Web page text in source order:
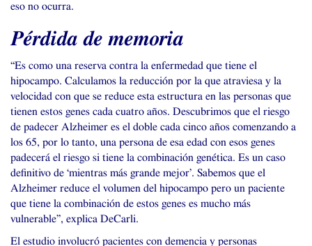
eso no ocurra.
Pérdida de memoria
“Es como una reserva contra la enfermedad que tiene el
hipocampo. Calculamos la reducción por la que atraviesa y la
velocidad con que se reduce esta estructura en las personas que
tienen estos genes cada cuatro años. Descubrimos que el riesgo
de padecer Alzheimer es el doble cada cinco años comenzando a
los 65, por lo tanto, una persona de esa edad con esos genes
padecerá el riesgo si tiene la combinación genética. Es un caso
definitivo de ‘mientras más grande mejor’. Sabemos que el
Alzheimer reduce el volumen del hipocampo pero un paciente
que tiene la combinación de estos genes es mucho más
vulnerable”, explica DeCarli.
El estudio involucró pacientes con demencia y personas